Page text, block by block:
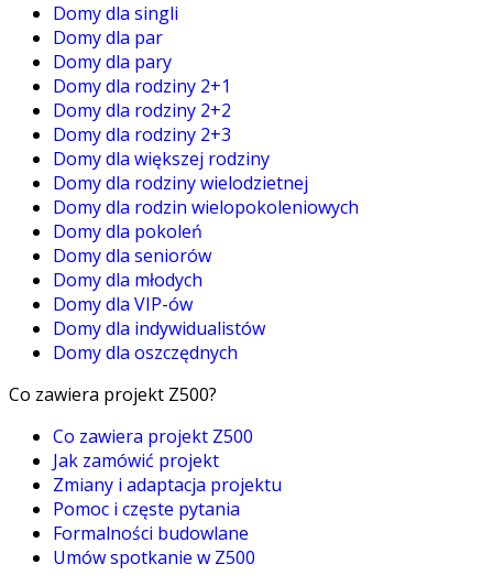
Domy dla singli
Domy dla par
Domy dla pary
Domy dla rodziny 2+1
Domy dla rodziny 2+2
Domy dla rodziny 2+3
Domy dla większej rodziny
Domy dla rodziny wielodzietnej
Domy dla rodzin wielopokoleniowych
Domy dla pokoleń
Domy dla seniorów
Domy dla młodych
Domy dla VIP-ów
Domy dla indywidualistów
Domy dla oszczędnych
Co zawiera projekt Z500?
Co zawiera projekt Z500
Jak zamówić projekt
Zmiany i adaptacja projektu
Pomoc i częste pytania
Formalności budowlane
Umów spotkanie w Z500